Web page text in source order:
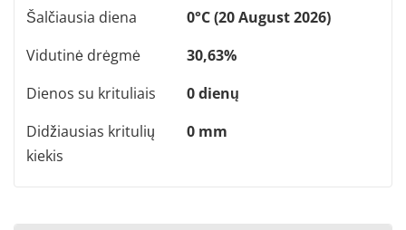
Šalčiausia diena
0°C (20 August 2026)
Vidutinė drėgmė
30,63%
Dienos su krituliais
0 dienų
Didžiausias kritulių
kiekis
0 mm